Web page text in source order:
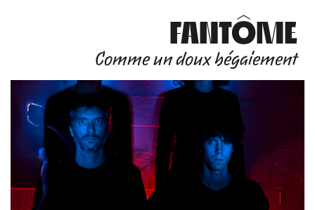
FANTÔME
Comme un doux bégaiement